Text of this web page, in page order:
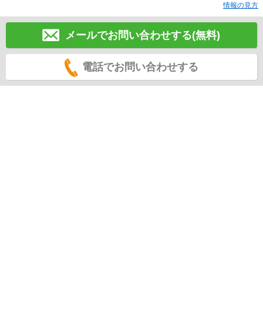
情報の見方
メールでお問い合わせする(無料)
電話でお問い合わせする